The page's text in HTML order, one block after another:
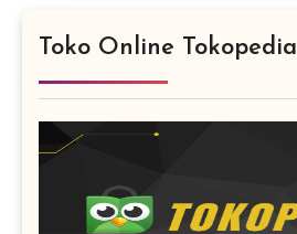
Toko Online Tokopedia